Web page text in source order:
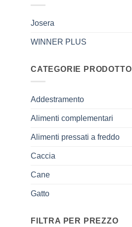
Josera
WINNER PLUS
CATEGORIE PRODOTTO
Addestramento
Alimenti complementari
Alimenti pressati a freddo
Caccia
Cane
Gatto
FILTRA PER PREZZO